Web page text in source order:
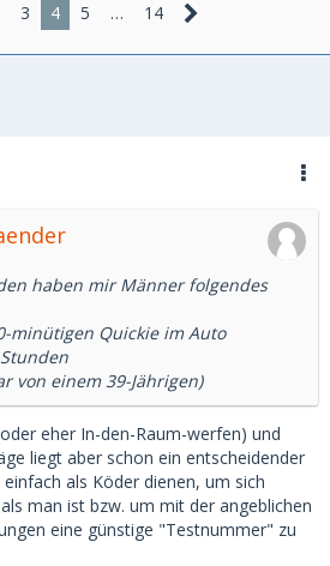
3 4 5 … 14
haben mir Männer folgendes
minütigen Quickie im Auto
von einem 39-Jährigen)
eher In-den-Raum-werfen) und
liegt aber schon ein entscheidender
als Köder dienen, um sich
man ist bzw. um mit der angeblichen
eine günstige "Testnummer" zu